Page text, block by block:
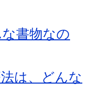
書物なの
は、どんな